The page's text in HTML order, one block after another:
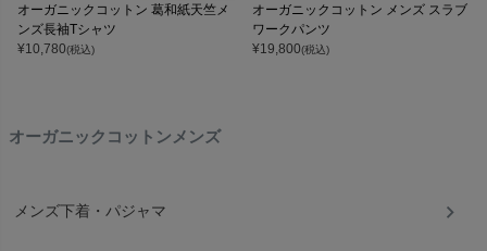
オーガニックコットン 葛和紙天竺メ
ンズ長袖Tシャツ
¥10,780(税込)
オーガニックコットン メンズ スラブ
ワークパンツ
¥19,800(税込)
オーガニックコットンメンズ
メンズ下着・パジャマ